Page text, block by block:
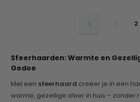
1 2
Sfeerhaarden: Warmte en
Gedoe
Met een sfeerhaard creëer je in een
warme, gezellige sfeer in huis – zonder